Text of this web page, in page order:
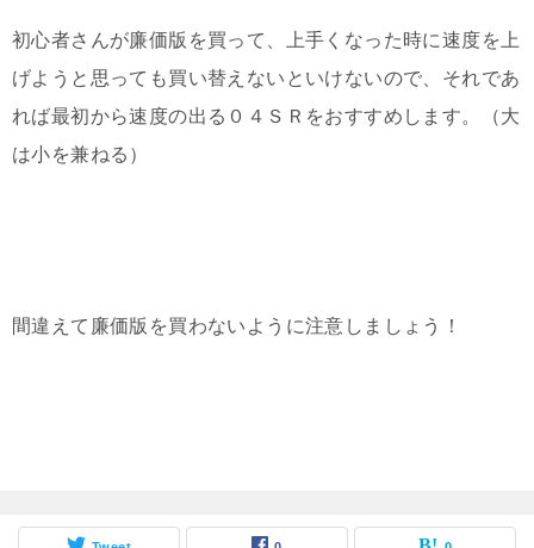
初心者さんが廉価版を買って、上手くなった時に速度を上
げようと思っても買い替えないといけないので、それであ
れば最初から速度の出る０４ＳＲをおすすめします。（大
は小を兼ねる）
間違えて廉価版を買わないように注意しましょう！